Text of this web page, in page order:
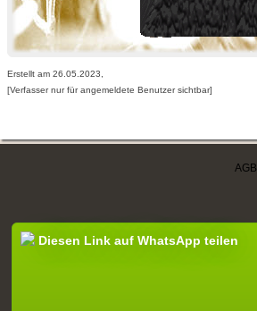
Erstellt am 26.05.2023,
[Verfasser nur für angemeldete Benutzer sichtbar]
AGB
Diesen Link auf WhatsApp teilen